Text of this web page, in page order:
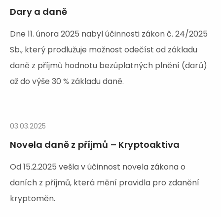
Dary a daně
Dne 11. února 2025 nabyl účinnosti zákon č. 24/2025
Sb., který prodlužuje možnost odečíst od základu
daně z příjmů hodnotu bezúplatných plnění (darů)
až do výše 30 % základu daně.
03.03.2025
Novela daně z příjmů – Kryptoaktiva
Od 15.2.2025 vešla v účinnost novela zákona o
daních z příjmů, která mění pravidla pro zdanění
kryptoměn.